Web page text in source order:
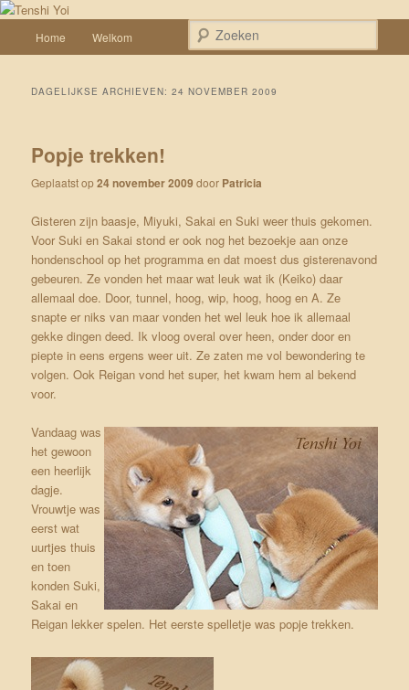
Spring naar de primaire inhoud
Spring naar de secundaire inhoud
Tenshi Yoi
Een weblog over onze Shiba’s (Keiko, Rontu, Miyuki, Tatsu en Yumi)
Home Welkom
DAGELIJKSE ARCHIEVEN:24 NOVEMBER 2009
Popje trekken!
Geplaatst op24 november 2009 door Patricia
Gisteren zijn baasje, Miyuki, Sakai en Suki weer thuis gekomen.
Voor Suki en Sakai stond er ook nog het bezoekje aan onze
hondenschool op het programma en dat moest dus gisterenavond
gebeuren. Ze vonden het maar wat leuk wat ik (Keiko) daar
allemaal doe. Door, tunnel, hoog, wip, hoog, hoog en A. Ze
snapte er niks van maar vonden het wel leuk hoe ik allemaal
gekke dingen deed. Ik vloog overal over heen, onder door en
piepte in eens ergens weer uit. Ze zaten me vol bewondering te
volgen. Ook Reigan vond het super, het kwam hem al bekend
voor.
Vandaag was
het gewoon
een heerlijk
dagje.
Vrouwtje was
eerst wat
uurtjes thuis
en toen
konden Suki,
Sakai en
Reigan lekker spelen. Het eerste spelletje was popje trekken.